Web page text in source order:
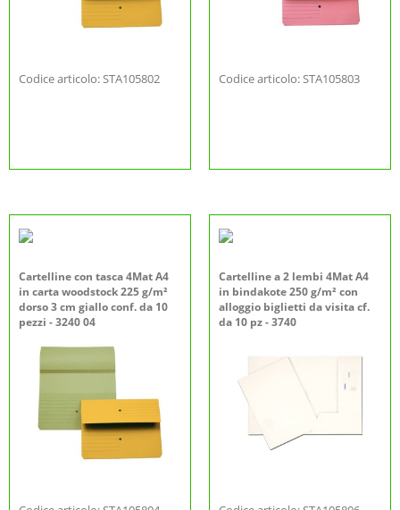
Codice articolo: STA105802 Codice articolo: STA105803
Cartelline con tasca 4Mat A4
in carta woodstock 225 g/m²
dorso 3 cm giallo conf. da 10
pezzi - 3240 04
Cartelline a 2 lembi 4Mat A4
in bindakote 250 g/m² con
alloggio biglietti da visita cf.
da 10 pz - 3740